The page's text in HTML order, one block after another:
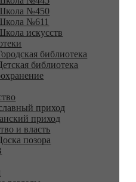
№450
№611
искусств
библиотека
библиотека
приход
приход
и власть
позора